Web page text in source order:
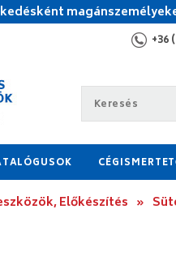
+36
Előkészítés »